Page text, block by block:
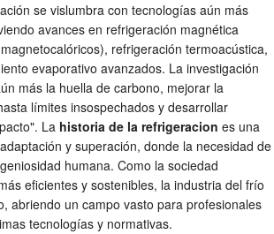
se vislumbra con tecnologías aún más
avances en refrigeración magnética
refrigeración termoacústica,
evaporativo avanzados. La investigación
más la huella de carbono, mejorar la
límites insospechados y desarrollar
La historia de la refrigeracion es una
y superación, donde la necesidad de
humana. Como la sociedad
eficientes y sostenibles, la industria del frío
abriendo un campo vasto para profesionales
tecnologías y normativas.